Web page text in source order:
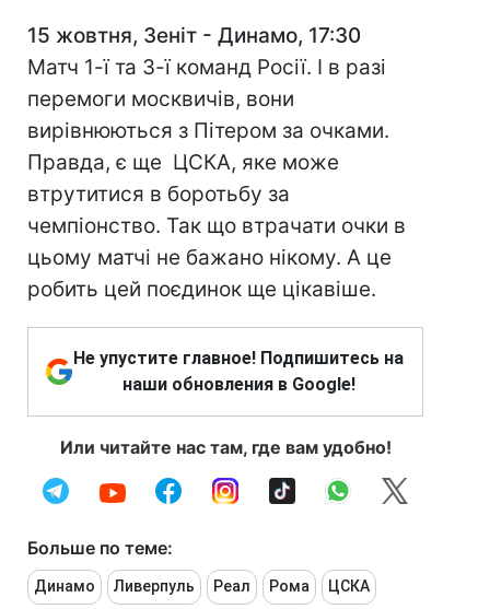
15 жовтня, Зеніт - Динамо, 17:30
Матч 1-ї та 3-ї команд Росії. І в разі
перемоги москвичів, вони
вирівнюються з Пітером за очками.
Правда, є ще ЦСКА, яке може
втрутитися в боротьбу за
чемпіонство. Так що втрачати очки в
цьому матчі не бажано нікому. А це
робить цей поєдинок ще цікавіше.
Не упустите главное! Подпишитесь на
наши обновления в Google!
Или читайте нас там, где вам удобно!
Больше по теме:
Динамо Ливерпуль Реал Рома ЦСКА